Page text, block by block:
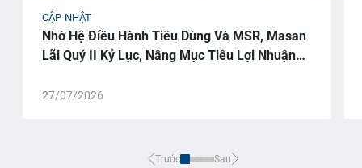
CẬP NHẬT
Nhờ Hệ Điều Hành Tiêu Dùng Và MSR, Masan
Lãi Quý II Kỷ Lục, Nâng Mục Tiêu Lợi Nhuận
27/07/2026
Trước Sau